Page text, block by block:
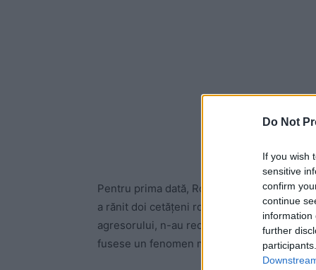
Do Not
If you wish
sensitive
confirm
continue
information
further
Pentru prima dată, România a cerut
a rănit doi cetățeni români. ”Prietenii” din
agresorului, n-au recunoscut că e o
fusese un fenomen meteo.